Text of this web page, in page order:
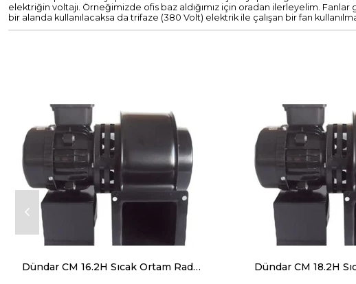
elektriğin voltajı. Örneğimizde ofis baz aldığımız için oradan ilerleyelim.
bir alanda kullanılacaksa da trifaze (380 Volt) elektrik ile çalışan bir fan
Dündar CM 16.2H Sıcak Ortam Radyal Salyangoz Fan (Monofaze) 120 Derece 1500 m³ 2700 RPM